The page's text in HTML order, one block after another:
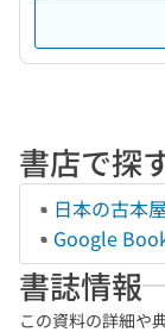
書店で探
日本の古本屋
Google
書誌情報
この資料の詳細や